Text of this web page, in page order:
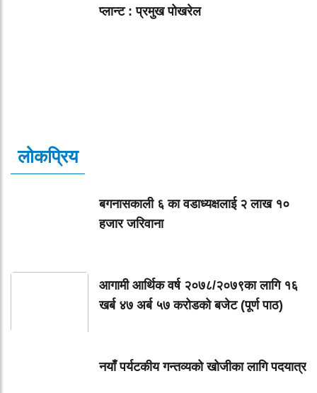
प्लान्ट : प्रमुख पोखरेल
लोकप्रिय
बगनासकाली ६ का वडाध्यक्षलाई २ लाख १०
हजार जरिवाना
आगामी आर्थिक वर्ष २०७८/२०७९का लागि १६
खर्ब ४७ अर्ब ५७ करोडको बजेट (पूर्ण पाठ)
नयाँ पर्यटकीय गन्तव्यको खोजीका लागि पदयात्र